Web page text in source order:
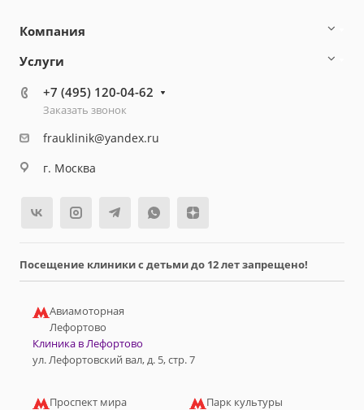
Компания
Услуги
+7 (495) 120-04-62
Заказать звонок
frauklinik@yandex.ru
г. Москва
Посещение клиники с детьми до 12 лет запрещено!
Авиамоторная
Лефортово
Клиника в Лефортово
ул. Лефортовский вал, д. 5, стр. 7
Проспект мира
Парк культуры